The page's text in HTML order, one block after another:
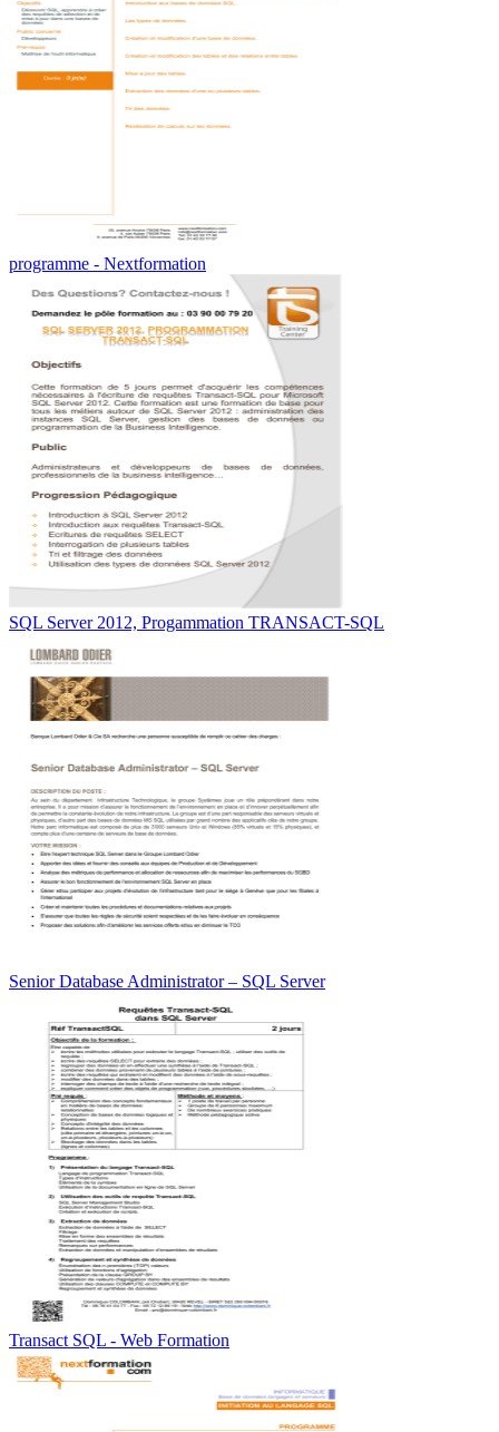
programme - Nextformation
SQL Server 2012, Progammation TRANSACT-SQL
Senior Database Administrator – SQL Server
Transact SQL - Web Formation